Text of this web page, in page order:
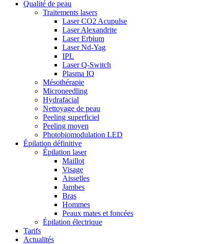
Qualité de peau
Traitements lasers
Laser CO2 Acupulse
Laser Alexandrite
Laser Erbium
Laser Nd-Yag
IPL
Laser Q-Switch
Plasma IQ
Mésothérapie
Microneedling
Hydrafacial
Nettoyage de peau
Peeling superficiel
Peeling moyen
Photobiomodulation LED
Épilation définitive
Épilation laser
Maillot
Visage
Aisselles
Jambes
Bras
Hommes
Peaux mates et foncées
Épilation électrique
Tarifs
Actualités